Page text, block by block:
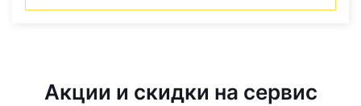
Акции и скидки на сервис